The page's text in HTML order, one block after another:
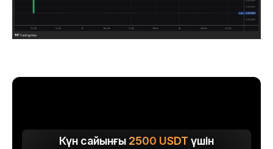
Күн сайынғы 2500 USDT үшін